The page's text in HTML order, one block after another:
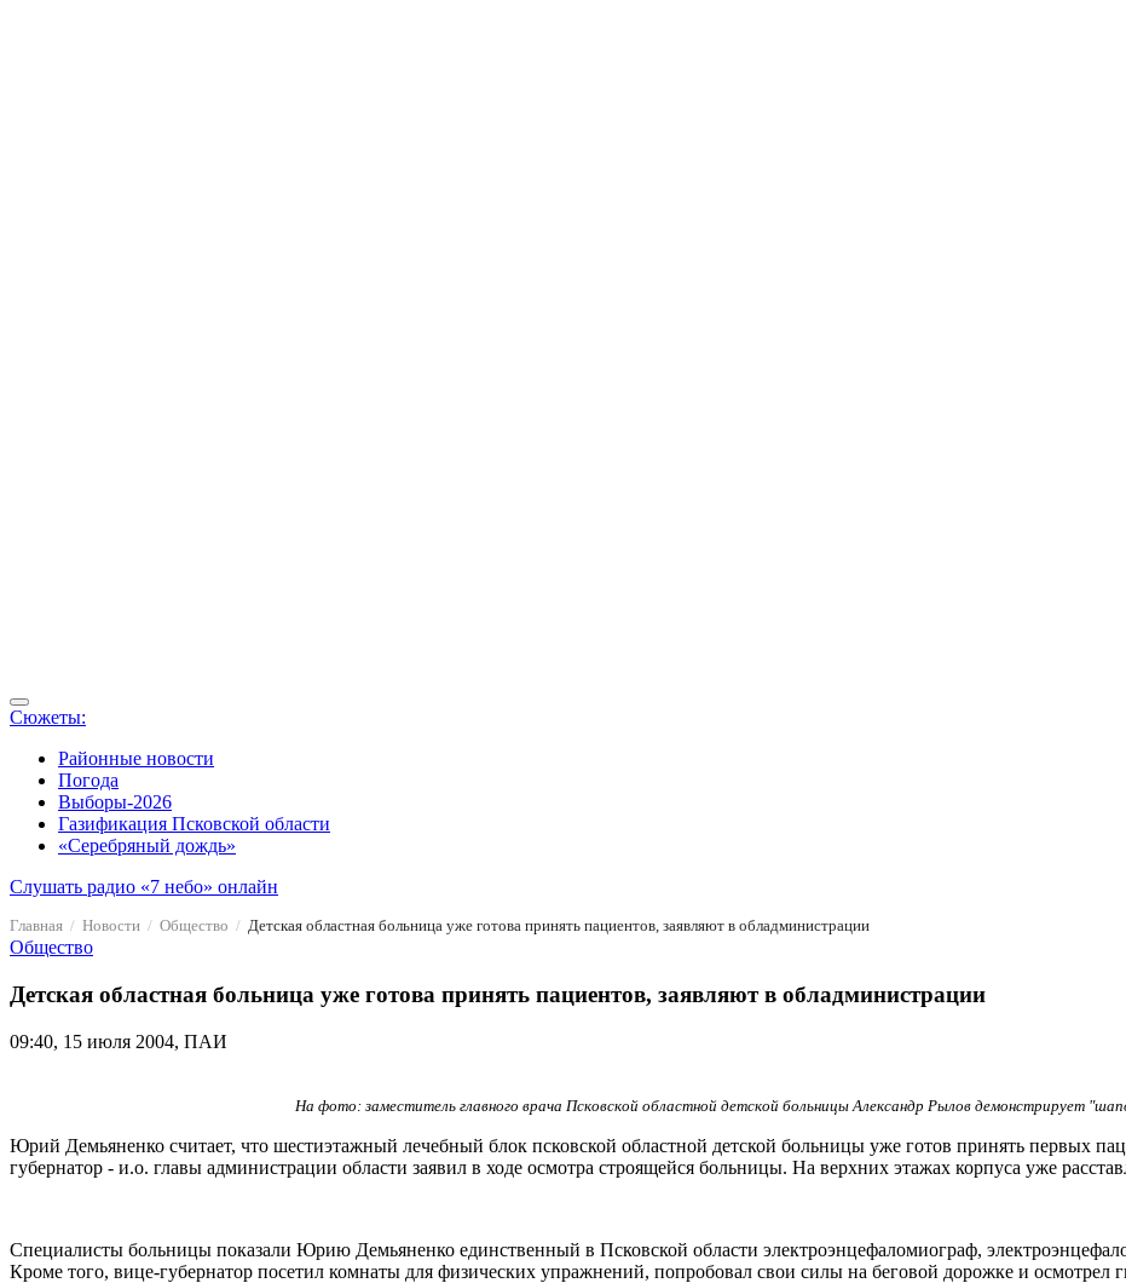
Сюжеты:
Районные новости
Погода
Выборы-2026
Газификация Псковской области
«Серебряный дождь»
Слушать радио «7 небо» онлайн
Главная Новости Общество Детская областная больница уже готова принять пациентов, заявляют в обладминистрации
Общество
Детская областная больница уже готова принять пациентов, заявляют в обладминистрации
09:40, 15 июля 2004, ПАИ
На фото: заместитель главного врача Псковской областной детской больницы Александр Рылов демонстрирует
Юрий Демьяненко считает, что шестиэтажный лечебный блок псковской областной детской больницы уже готов принять первых
губернатор - и.о. главы администрации области заявил в ходе осмотра строящейся больницы. На верхних этажах корпуса уже
Специалисты больницы показали Юрию Демьяненко единственный в Псковской области электроэнцефаломиограф,
Кроме того, вице-губернатор посетил комнаты для физических упражнений, попробовал свои силы на беговой дорожке и осмотрел